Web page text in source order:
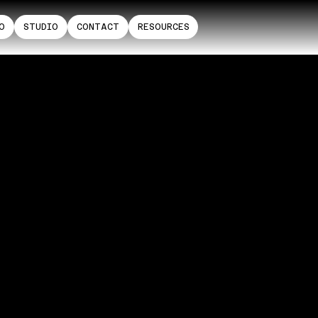
STUDIO CONTACT RESOURCES